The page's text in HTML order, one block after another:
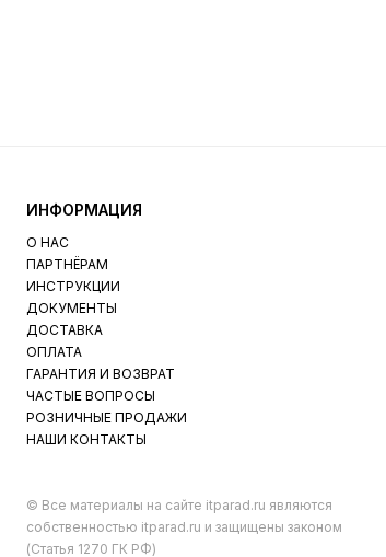
ИНФОРМАЦИЯ
О НАС
ПАРТНЁРАМ
ИНСТРУКЦИИ
ДОКУМЕНТЫ
ДОСТАВКА
ОПЛАТА
ГАРАНТИЯ И ВОЗВРАТ
ЧАСТЫЕ ВОПРОСЫ
РОЗНИЧНЫЕ ПРОДАЖИ
НАШИ КОНТАКТЫ
© Все материалы на сайте itparad.ru являются
собственностью itparad.ru и защищены законом
(Статья 1270 ГК РФ)